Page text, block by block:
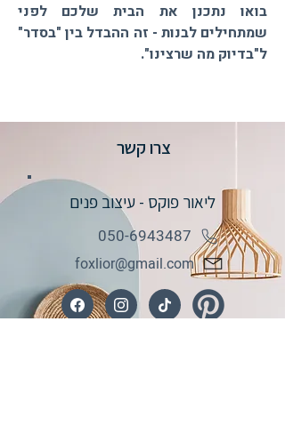
בואו נתכנן את הבית שלכם לפני
שמתחילים לבנות - זה ההבדל בין "בסדר"
ל"בדיוק מה שרצינו".
צרו קשר
ליאור פוקס - עיצוב פנים
050-6943487
foxlior@gmail.com